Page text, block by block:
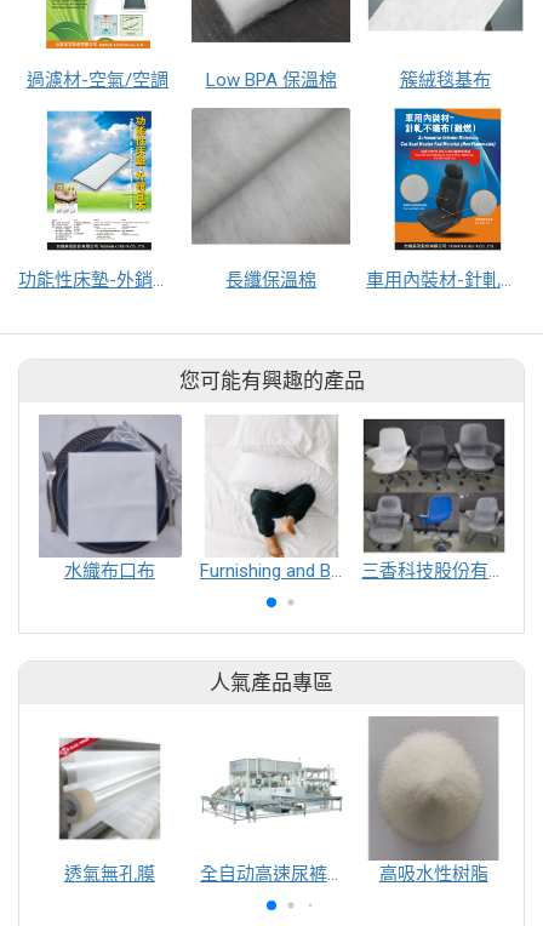
過濾材-空氣/空調 Low BPA 保溫棉 簇絨毯基布
功能性床墊-外銷日本 1.HCVT床墊 2.SVT床墊 長纖保溫棉 車用內裝材-針軋不織布(難燃)
您可能有興趣的產品
水織布口布 Furnishing and Bedding___Librelle® - 尼龍複合纖維長纖不織布 三香科技股份有限公司
人氣產品專區
透氣無孔膜 全自动高速尿裤包装机（自动换号） 高吸水性树脂